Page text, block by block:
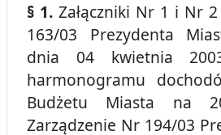
§ 1. Załączniki Nr 1 i Nr
163/03 Prezydenta
dnia 04 kwietnia
harmonogramu
Budżetu Miasta na
Zarządzenie Nr 194/03